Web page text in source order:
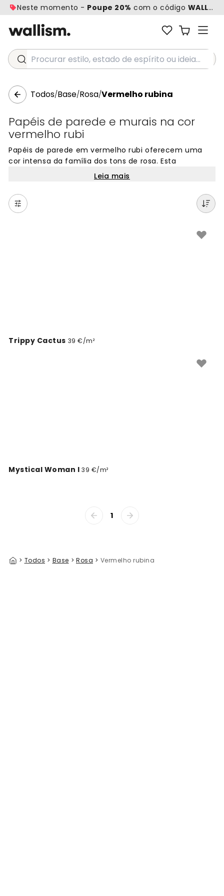
Neste momento - Poupe 20% com o código WALL20
Procurar estilo, estado de espírito ou ideia...
Todos/Base/Rosa/Vermelho rubina
Papéis de parede e murais na cor
vermelho rubi
Papéis de parede em vermelho rubi oferecem uma
cor intensa da família dos tons de rosa. Esta
tonalidade rica e vibrante, inspirada na pedra preciosa
ambiente. O vermelho rubi traz um toque de luxo e
calor às suas paredes, combinando bem com diversos
estilos de decoração. Perfeito para salas de estar,
colorido. Esta cor intensa cria um ambiente acolhedor
Leia mais
Trippy Cactus 39 €/m²
Mystical Woman I 39 €/m²
1
> Todos > Base > Rosa > Vermelho rubina